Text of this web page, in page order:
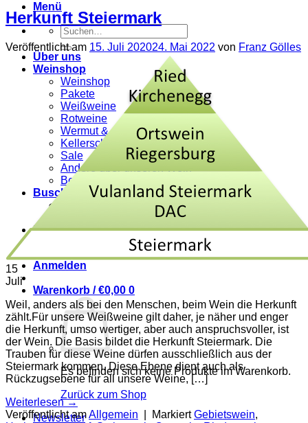
Menü
Suchen
nach:
Über uns
Weinshop
Weinshop
Pakete
Weißweine
Rotweine
Wermut & mehr
Kellerschätze
Sale
Andere über unseren Wein
Bezugsquellen
Buschenschank
Blog
Anmelden
Warenkorb /€0,00 0
Es befinden sich keine Produkte im Warenkorb.
Zurück zum Shop
Newsletter
Herkunft Steiermark
Veröffentlicht am 15. Juli 202024. Mai 2022 von Franz Gölles
15
Juli
Weil, anders als bei den Menschen, beim Wein die Herkunft
zählt.Für unsere Weißweine gilt daher, je näher und enger
die Herkunft, umso wertiger, aber auch anspruchsvoller, ist
der Wein. Die Basis bildet die Herkunft Steiermark. Die
Trauben für diese Weine dürfen ausschließlich aus der
Steiermark kommen. Diese Ebene dient auch als
Rückzugsebene für all unsere Weine, […]
Weiterlesen→
Veröffentlicht amAllgemein MarkiertGebietswein,